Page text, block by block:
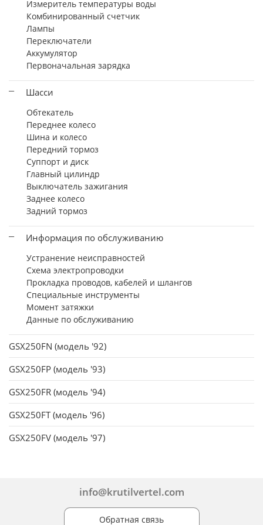
Измеритель температуры воды
Комбинированный счетчик
Лампы
Переключатели
Аккумулятор
Первоначальная зарядка
Шасси
Обтекатель
Переднее колесо
Шина и колесо
Передний тормоз
Суппорт и диск
Главный цилиндр
Выключатель зажигания
Заднее колесо
Задний тормоз
Информация по обслуживанию
Устранение неисправностей
Схема электропроводки
Прокладка проводов, кабелей и шлангов
Специальные инструменты
Момент затяжки
Данные по обслуживанию
GSX250FN (модель '92)
GSX250FP (модель '93)
GSX250FR (модель '94)
GSX250FT (модель '96)
GSX250FV (модель '97)
info@krutilvertel.com
Обратная связь